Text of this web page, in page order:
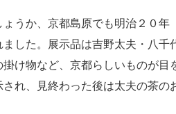
うか、京都島原でも明治２０年
ました。展示品は吉野太夫・八
け物など、京都らしいものが
れ、見終わった後は太夫の茶の